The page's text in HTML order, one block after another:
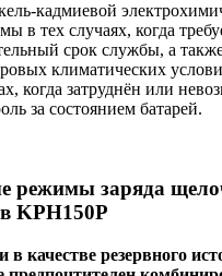
кадмиевой
в тех случаях, когда
срок службы, а
климатических
когда затруднён или
за состоянием батарей.
режимы заряда
KPH150P
в качестве резервного